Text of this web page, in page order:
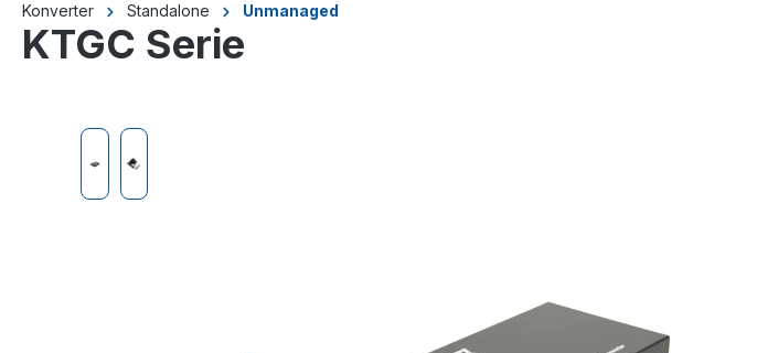
Konverter Standalone Unmanaged
KTGC Serie
Bildergalerie überspringen